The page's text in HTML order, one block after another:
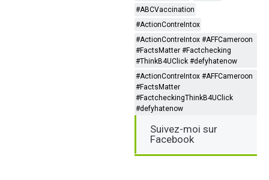
#ABCVaccination
#ActionContreIntox
#ActionContreIntox #AFFCameroon
#FactsMatter #Factchecking
#ThinkB4UClick #defyhatenow
#ActionContreIntox #AFFCameroon
#FactsMatter
#FactcheckingThinkB4UClick
#defyhatenow
Suivez-moi sur
Facebook